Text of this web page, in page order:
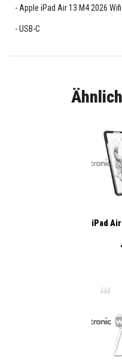
Apple iPad Air 13 M4 2026 Wifi
USB-C
iPad